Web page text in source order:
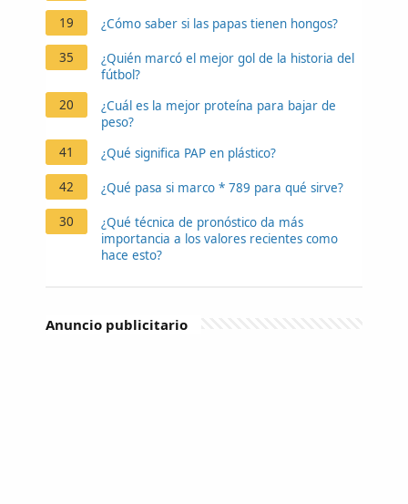
19 ¿Cómo saber si las papas tienen hongos?
35
¿Quién marcó el mejor gol de la historia del
fútbol?
20
¿Cuál es la mejor proteína para bajar de
peso?
41
¿Qué significa PAP en plástico?
42 ¿Qué pasa si marco * 789 para qué sirve?
30
¿Qué técnica de pronóstico da más
importancia a los valores recientes como
hace esto?
Anuncio publicitario